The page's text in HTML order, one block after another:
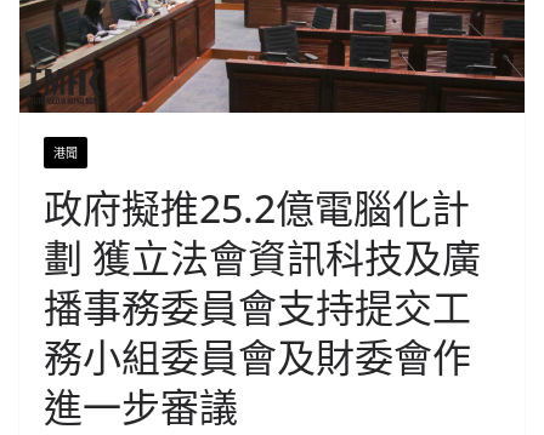
港聞
政府擬推25.2億電腦化計
劃 獲立法會資訊科技及廣
播事務委員會支持提交工
務小組委員會及財委會作
進一步審議